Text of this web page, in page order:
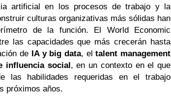
artificial en los procesos de trabajo y la
culturas organizativas más sólidas han
de la función. El World Economic
las capacidades que más crecerán hasta
de IA y big data, eltalent management
influencia social, en un contexto en el que
las habilidades requeridas en el trabajo
próximos años.